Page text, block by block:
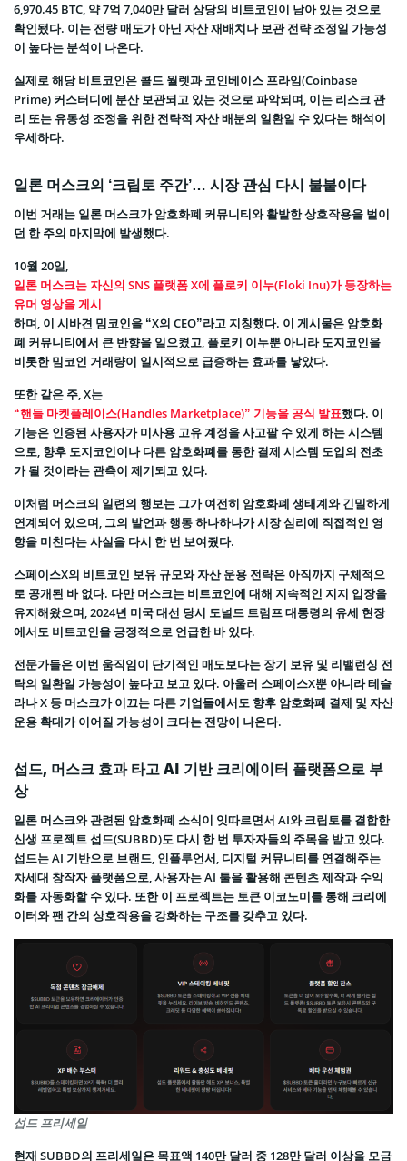
6,970.45 BTC, 약 7억 7,040만 달러 상당의 비트코인이 남아 있는 것으로
확인됐다. 이는 전량 매도가 아닌 자산 재배치나 보관 전략 조정일 가능성
이 높다는 분석이 나온다.
실제로 해당 비트코인은 콜드 월렛과 코인베이스 프라임(Coinbase
Prime) 커스터디에 분산 보관되고 있는 것으로 파악되며, 이는 리스크 관
리 또는 유동성 조정을 위한 전략적 자산 배분의 일환일 수 있다는 해석이
우세하다.
일론 머스크의 ‘크립토 주간’… 시장 관심 다시 불붙이다
이번 거래는 일론 머스크가 암호화폐 커뮤니티와 활발한 상호작용을 벌이
던 한 주의 마지막에 발생했다.
10월 20일,
일론 머스크는 자신의 SNS 플랫폼 X에 플로키 이누(Floki Inu)가 등장하는
유머 영상을 게시
하며, 이 시바견 밈코인을 “X의 CEO”라고 지칭했다. 이 게시물은 암호화
폐 커뮤니티에서 큰 반향을 일으켰고, 플로키 이누뿐 아니라 도지코인을
비롯한 밈코인 거래량이 일시적으로 급증하는 효과를 낳았다.
또한 같은 주, X는
“핸들 마켓플레이스(Handles Marketplace)” 기능을 공식 발표했다. 이
기능은 인증된 사용자가 미사용 고유 계정을 사고팔 수 있게 하는 시스템
으로, 향후 도지코인이나 다른 암호화폐를 통한 결제 시스템 도입의 전초
가 될 것이라는 관측이 제기되고 있다.
이처럼 머스크의 일련의 행보는 그가 여전히 암호화폐 생태계와 긴밀하게
연계되어 있으며, 그의 발언과 행동 하나하나가 시장 심리에 직접적인 영
향을 미친다는 사실을 다시 한 번 보여줬다.
스페이스X의 비트코인 보유 규모와 자산 운용 전략은 아직까지 구체적으
로 공개된 바 없다. 다만 머스크는 비트코인에 대해 지속적인 지지 입장을
유지해왔으며, 2024년 미국 대선 당시 도널드 트럼프 대통령의 유세 현장
에서도 비트코인을 긍정적으로 언급한 바 있다.
전문가들은 이번 움직임이 단기적인 매도보다는 장기 보유 및 리밸런싱 전
략의 일환일 가능성이 높다고 보고 있다. 아울러 스페이스X뿐 아니라 테슬
라나 X 등 머스크가 이끄는 다른 기업들에서도 향후 암호화폐 결제 및 자산
운용 확대가 이어질 가능성이 크다는 전망이 나온다.
섭드, 머스크 효과 타고 AI 기반 크리에이터 플랫폼으로 부
상
일론 머스크와 관련된 암호화폐 소식이 잇따르면서 AI와 크립토를 결합한
신생 프로젝트 섭드(SUBBD)도 다시 한 번 투자자들의 주목을 받고 있다.
섭드는 AI 기반으로 브랜드, 인플루언서, 디지털 커뮤니티를 연결해주는
차세대 창작자 플랫폼으로, 사용자는 AI 툴을 활용해 콘텐츠 제작과 수익
화를 자동화할 수 있다. 또한 이 프로젝트는 토큰 이코노미를 통해 크리에
이터와 팬 간의 상호작용을 강화하는 구조를 갖추고 있다.
섭드 프리세일
현재 SUBBD의 프리세일은 목표액 140만 달러 중 128만 달러 이상을 모금